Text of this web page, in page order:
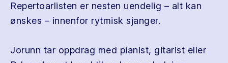
Repertoarlisten er nesten uendelig – alt kan
ønskes – innenfor rytmisk sjanger.
Jorunn tar oppdrag med pianist, gitarist eller